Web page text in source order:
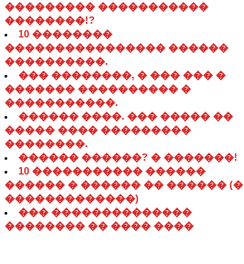
��������� �����������
��������!?
10 ��������
���������������� ������
����������.
��� ��������, � ��� ��� �
������� ���������� �
�����������.
������ ����. ��� ����� ��
����� ���� ���������
��������.
������ ������? � �������!
10 ����������� ������
������ � ������ �� ������ (�
�������������)
��� ��������������
�������� �� ���� ����